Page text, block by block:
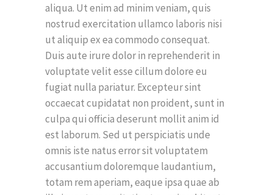
aliqua. Ut enim ad minim veniam, quis
nostrud exercitation ullamco laboris nisi
ut aliquip ex ea commodo consequat.
Duis aute irure dolor in reprehenderit in
voluptate velit esse cillum dolore eu
fugiat nulla pariatur. Excepteur sint
occaecat cupidatat non proident, sunt in
culpa qui officia deserunt mollit anim id
est laborum. Sed ut perspiciatis unde
omnis iste natus error sit voluptatem
accusantium doloremque laudantium,
totam rem aperiam, eaque ipsa quae ab